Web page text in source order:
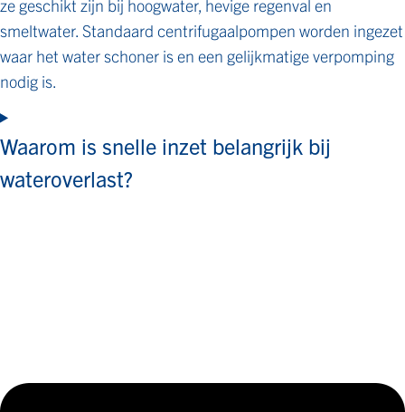
ze geschikt zijn bij hoogwater, hevige regenval en
smeltwater. Standaard centrifugaalpompen worden ingezet
waar het water schoner is en een gelijkmatige verpomping
nodig is.
Waarom is snelle inzet belangrijk bij
wateroverlast?